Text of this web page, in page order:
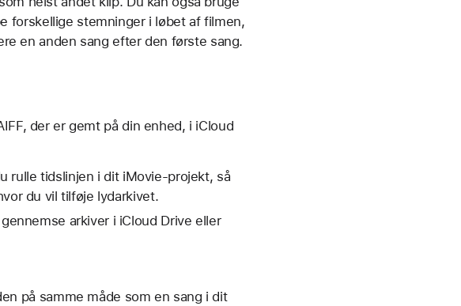
forskellige stemninger i løbet af filmen,
en anden sang efter den første sang.
der er gemt på din enhed, i iCloud
rulle tidslinjen i dit iMovie-projekt, så
du vil tilføje lydarkivet.
arkiver i iCloud Drive eller
på samme måde som en sang i dit